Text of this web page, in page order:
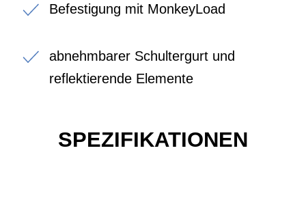
Befestigung mit MonkeyLoad
abnehmbarer Schultergurt und
reflektierende Elemente
SPEZIFIKATIONEN